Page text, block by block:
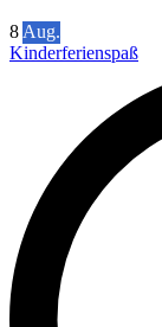
8 Aug.
Kinderferienspaß